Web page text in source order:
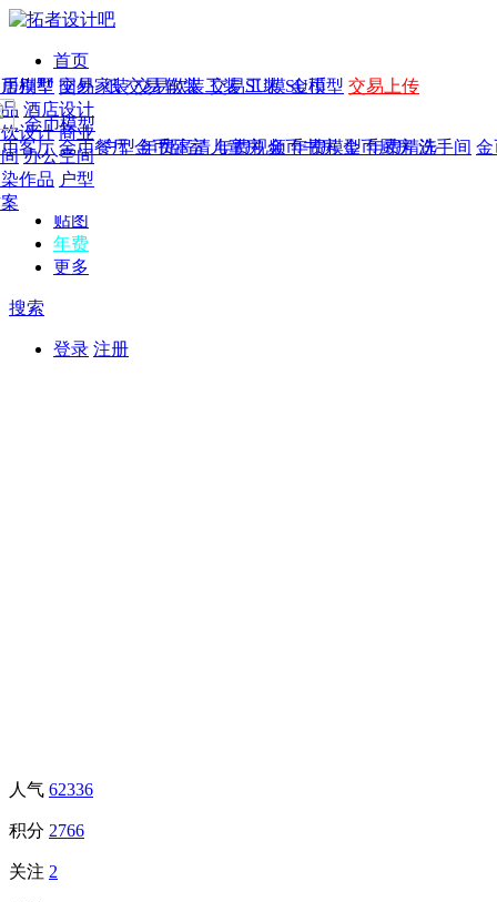
首页
发现
年费 作品 图纸 交易 软装 工装 SU模 金币
年费版块
费图纸 年费户型 年费高清 年费视频 年费模型 年费精选
作品
别墅 国外
酒店设计
设计 商业
办公空间
作品 户型
模型
模型 交易家装 交易软装 交易工装 SU模型 交易上传
金币模型
客厅 金币餐厅 金币卧室 儿童房 金币书房 金币厨房 洗手间 金
CAD
概念
贴图
年费
更多
搜索
登录 注册
人气 62336
积分 2766
关注 2